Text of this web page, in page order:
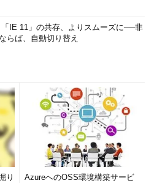
る（1/2）
「IE 11」の共存、よりスムーズに──非
らば、自動切り替え
り
AzureへのOSS環境構築サービ